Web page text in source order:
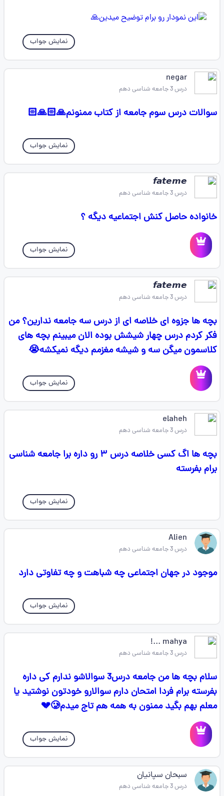
نمایش جواب
negar
درس 3 جامعه شناسی دهم
سوالات درس سوم جامعه از کتاب ممنونم🙏🏻🙏🏻
نمایش جواب
𝙛𝙖𝙩𝙚𝙢𝙚
درس 3 جامعه شناسی دهم
خانواده حاصل کنش اجتماعیه دیگه ؟
نمایش جواب
𝙛𝙖𝙩𝙚𝙢𝙚
درس 3 جامعه شناسی دهم
بچه ها جزوه ای خلاصه ای از درس سه جامعه ندارین؟ من
فکر کردم درس چهار شیشش بوده الان میبینم بچه های
کلاسمون میگن سه و شیشه مغزمم دیگه نمیکشه😭
نمایش جواب
elaheh
درس 3 جامعه شناسی دهم
بچه ها اگ کسی خلاصه درس ۳ رو داره برا جامعه شناسی
برام بفرسته
نمایش جواب
Alien
درس 3 جامعه شناسی دهم
موجود در جهان اجتماعی چه شباهت و چه تفاوتی دارد
نمایش جواب
mahya ...!
درس 3 جامعه شناسی دهم
سلام بچه ها من جامعه درس3 سوالاشو ندارم کی داره
بفرسته برام فردا امتحان دارم سوالارو خودتون نوشتید یا
معلم بهم بگید ممنون به همه هم تاج میدم🥲💔
نمایش جواب
سبحان سپانیان
درس 3 جامعه شناسی دهم